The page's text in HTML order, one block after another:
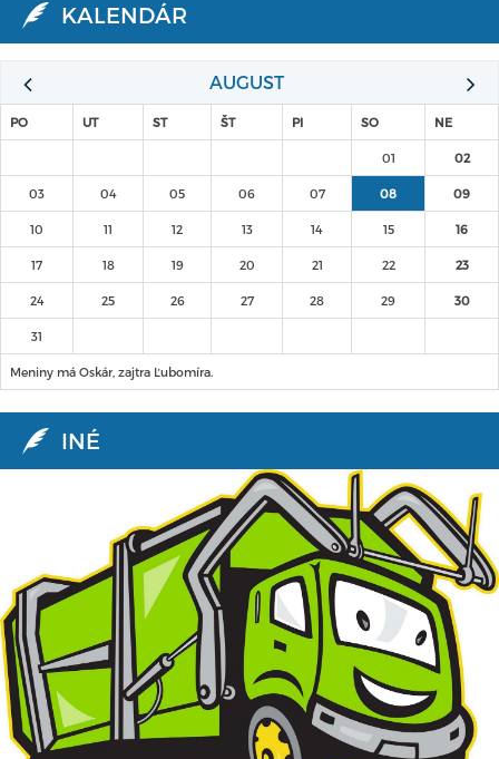
KALENDÁR
AUGUST
PO UT ST ŠT PI SO NE
01 02
03 04 05 06 07 08 09
10 11 12 13 14 15 16
17 18 19 20 21 22 23
24 25 26 27 28 29 30
31
Meniny má Oskár, zajtra Ľubomíra.
INÉ